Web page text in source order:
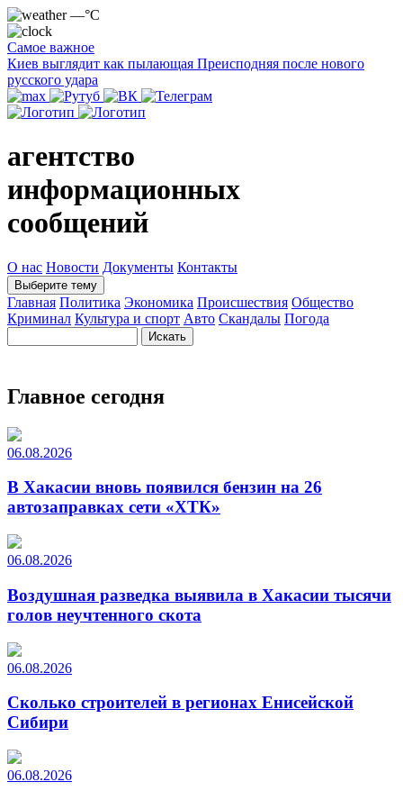
—°C
Самое важное
Киев выглядит как пылающая Преисподняя после нового
русского удара
агентство
информационных
сообщений
О нас Новости Документы Контакты
Выберите тему
Главная Политика Экономика Происшествия Общество
Криминал Культура и спорт Авто Скандалы Погода
Главное сегодня
06.08.2026
В Хакасии вновь появился бензин на 26
автозаправках сети «ХТК»
06.08.2026
Воздушная разведка выявила в Хакасии тысячи
голов неучтенного скота
06.08.2026
Сколько строителей в регионах Енисейской
Сибири
06.08.2026